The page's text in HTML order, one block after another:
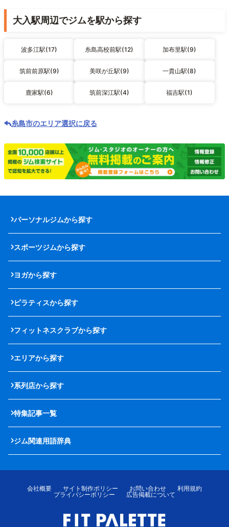
大入駅周辺でジムを駅から探す
波多江駅(17) 糸島高校前駅(12) 加布里駅(9)
筑前前原駅(9) 美咲が丘駅(9) 一貴山駅(8)
鹿家駅(6) 筑前深江駅(4) 福吉駅(1)
糸島市のエリア選択に戻る
パーソナルジムから探す
スポーツジムから探す
ヨガから探す
ピラティスから探す
フィットネスクラブから探す
エリアから探す
系列店から探す
特集記事一覧
ジム関連用語辞典
会社概要 サイト制作ポリシー お問い合わせ
利用規約
プライバシーポリシー
広告掲載について